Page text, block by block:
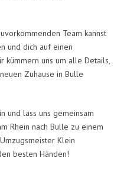
Team kannst
und dich auf einen
kümmern uns um alle Details,
Zuhause in Bulle
und lass uns gemeinsam
Rhein nach Bulle zu einem
Klein
besten Händen!